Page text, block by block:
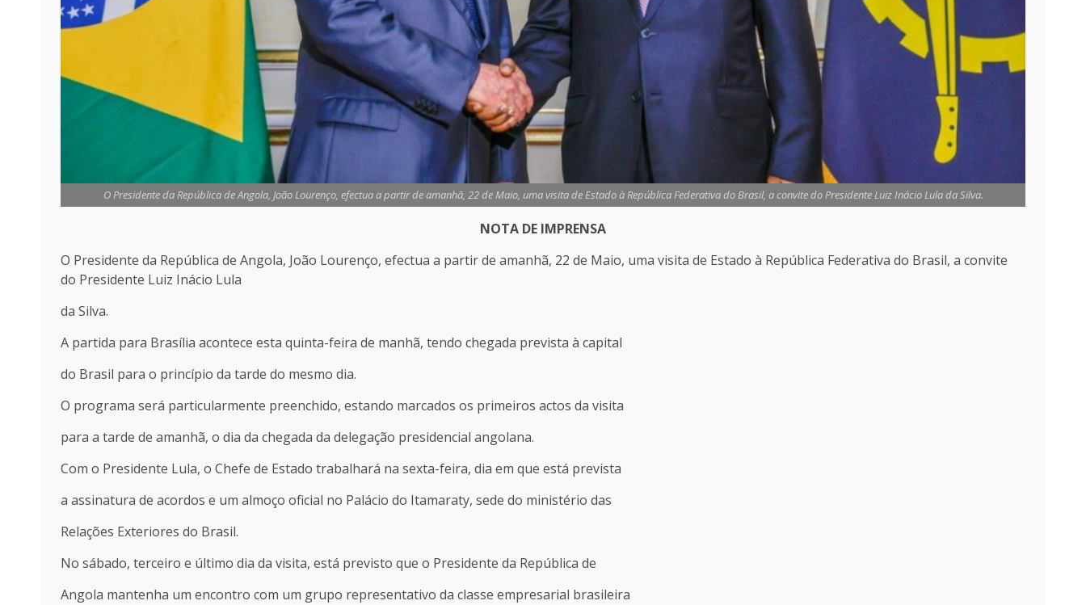
O Presidente da República de Angola, João Lourenço, efectua a partir de amanhã, 22 de Maio, uma visita de Estado à República Federativa do Brasil, a convite do Presidente Luiz Inácio Lula da Silva.
NOTA DE IMPRENSA
O Presidente da República de Angola, João Lourenço, efectua a partir de amanhã, 22 de Maio, uma visita de Estado à República Federativa do Brasil, a convite
do Presidente Luiz Inácio Lula
da Silva.
A partida para Brasília acontece esta quinta-feira de manhã, tendo chegada prevista à capital
do Brasil para o princípio da tarde do mesmo dia.
O programa será particularmente preenchido, estando marcados os primeiros actos da visita
para a tarde de amanhã, o dia da chegada da delegação presidencial angolana.
Com o Presidente Lula, o Chefe de Estado trabalhará na sexta-feira, dia em que está prevista
a assinatura de acordos e um almoço oficial no Palácio do Itamaraty, sede do ministério das
Relações Exteriores do Brasil.
No sábado, terceiro e último dia da visita, está previsto que o Presidente da República de
Angola mantenha um encontro com um grupo representativo da classe empresarial brasileira